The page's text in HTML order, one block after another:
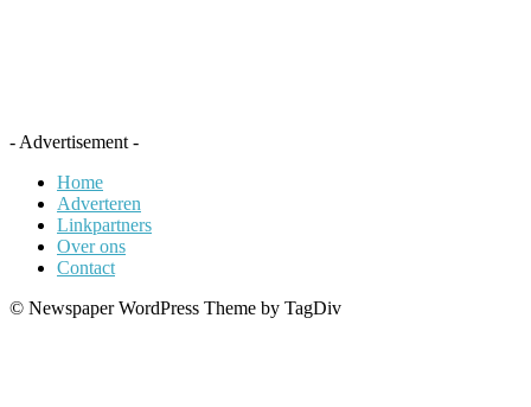
- Advertisement -
Home
Adverteren
Linkpartners
Over ons
Contact
© Newspaper WordPress Theme by TagDiv